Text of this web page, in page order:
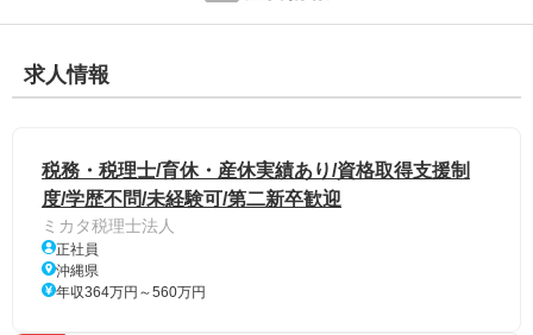
求人情報
税務・税理士/育休・産休実績あり/資格取得支援制
度/学歴不問/未経験可/第二新卒歓迎
ミカタ税理士法人
正社員
沖縄県
年収364万円～560万円